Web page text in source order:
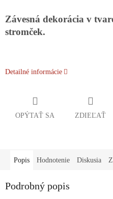
Závesná dekorácia v
stromček.
Detailné informácie
OPÝTAŤ SA ZDIEĽAŤ
Popis Hodnotenie Diskusia
Podrobný popis